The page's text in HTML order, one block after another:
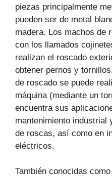
$120.058.
piezas principalmente
pueden ser de metal
madera. Los machos de
con los llamados
realizan el roscado
obtener pernos y
de roscado se puede
máquina (mediante un
encuentra sus
mantenimiento industrial
de roscas, así como en
eléctricos.
También conocidas